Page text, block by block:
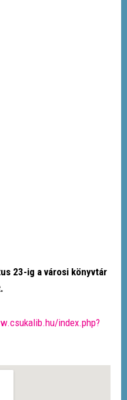
23-ig a városi könyvtár
index.php?